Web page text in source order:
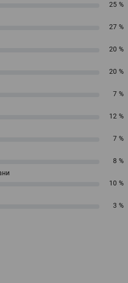
25 %
27 %
20 %
20 %
7 %
12 %
7 %
8 %
10 %
3 %